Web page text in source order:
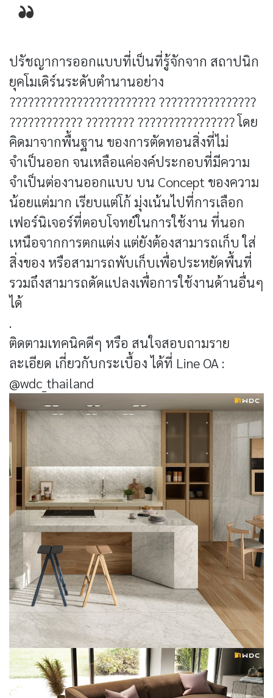
ปรัชญาการออกแบบที่เป็นที่รู้จักจาก สถาปนิก
ยุคโมเดิร์นระดับตำนานอย่าง
???????????????????????? ????????????????
???????????? ???????? ???????????????? โดย
คิดมาจากพื้นฐาน ของการตัดทอนสิ่งที่ไม่
จำเป็นออก จนเหลือแค่องค์ประกอบที่มีความ
จำเป็นต่องานออกแบบ บน Concept ของความ
น้อยแต่มาก เรียบแต่โก้ มุ่งเน้นไปที่การเลือก
เฟอร์นิเจอร์ที่ตอบโจทย์ในการใช้งาน ที่นอก
เหนือจากการตกแต่ง แต่ยังต้องสามารถเก็บ ใส่
สิ่งของ หรือสามารถพับเก็บเพื่อประหยัดพื้นที่
รวมถึงสามารถดัดแปลงเพื่อการใช้งานด้านอื่นๆ
ได้
.
ติดตามเทคนิคดีๆ หรือ สนใจสอบถามราย
ละเอียด เกี่ยวกับกระเบื้อง ได้ที่ Line OA :
@wdc_thailand